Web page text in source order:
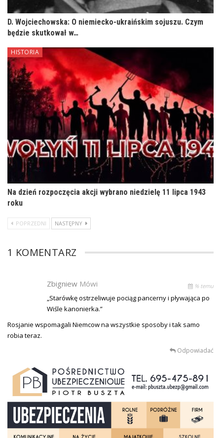
D. Wojciechowska: O niemiecko-ukraińskim sojuszu. Czym
będzie skutkował w…
HISTORIA
Na dzień rozpoczęcia akcji wybrano niedzielę 11 lipca 1943
roku
POPRZEDNI NASTĘPNY
1 KOMENTARZ
Zbigniew Mówi % temu
„Starówkę ostrzeliwuje pociąg pancerny i pływająca po
Wiśle kanonierka.”
Rosjanie wspomagali Niemcow na wszystkie sposoby i tak samo
robia teraz.
Odpowiadać